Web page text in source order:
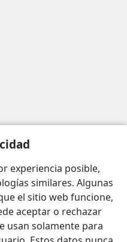
experiencia posible,
similares. Algunas
el sitio web funcione,
aceptar o rechazar
usan solamente para
Watchtower™